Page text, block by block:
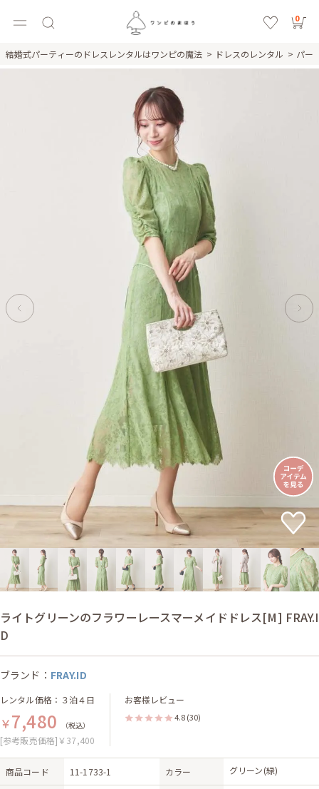
0
結婚式パーティーのドレスレンタルはワンピの魔法 ドレスのレンタル パー
ライトグリーンのフラワーレースマーメイドドレス[M] FRAY.I
D
ブランド： FRAY.ID
レンタル価格：３泊４日
￥7,480 （税込）
[参考販売価格]￥37,400
お客様レビュー
4.8 (30)
商品コード 11-1733-1 カラー グリーン(緑)